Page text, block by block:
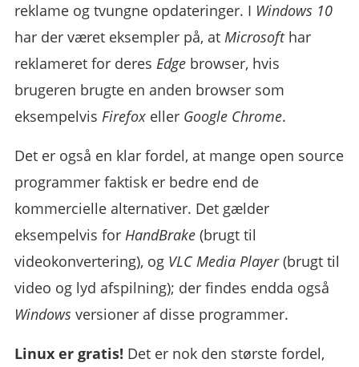
reklame og tvungne opdateringer. I Windows 10
har der været eksempler på, atMicrosofthar
reklameret for deresEdge browser, hvis
brugeren brugte en anden browser som
eksempelvisFirefox eller Google Chrome.
Det er også en klar fordel, at mange open source
programmer faktisk er bedre end de
kommercielle alternativer. Det gælder
eksempelvis forHandBrake (brugt til
videokonvertering), og VLC Media Player(brugt til
video og lyd afspilning); der findes endda også
Windows versioner af disse programmer.
Linux er gratis! Det er nok den største fordel,